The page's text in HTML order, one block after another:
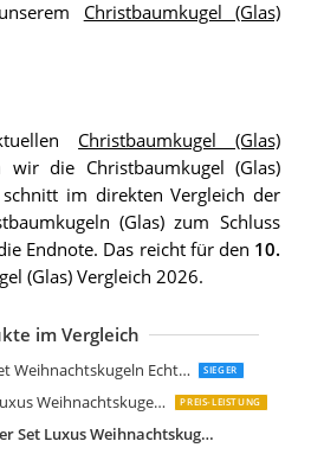
Christbaumkugel (Glas)
Christbaumkugel (Glas)
wir die Christbaumkugel (Glas)
im direkten Vergleich der
(Glas) zum Schluss
Endnote. Das reicht für den 10.
(Glas) Vergleich 2026.
im Vergleich
My-goodbuy24 12er Set Weihnachtskugeln Echtglas Glaskugeln Weihnachten SIEGER
My-goodbuy24 12er Set Luxus Weihnachtskugeln Set D PREIS-LEISTUNG
My-goodbuy24 12er Set Luxus Weihnachtskugeln Set H